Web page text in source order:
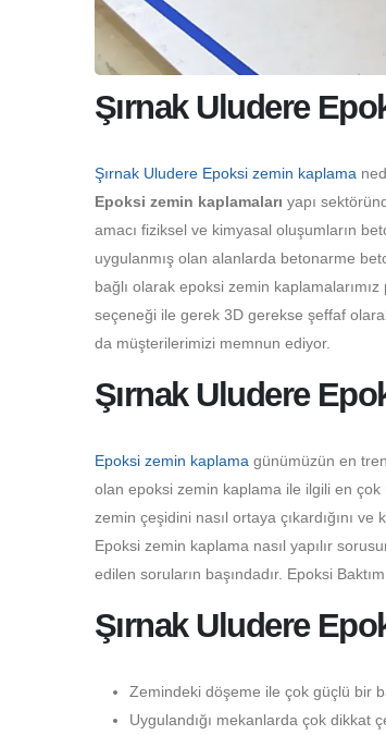
Şırnak Uludere
Şırnak Uludere Epoksi zemin kaplama
Epoksi zemin kaplamaları yapı
amacı fiziksel ve kimyasal oluşumların
uygulanmış olan alanlarda betonarme
bağlı olarak epoksi zemin
seçeneği ile gerek 3D gerekse şeffaf
da müşterilerimizi memnun ediyor.
Şırnak Uludere
Epoksi zemin kaplama günümüzün en
olan epoksi zemin kaplama ile ilgili en çok
zemin çeşidini nasıl ortaya çıkardığını
Epoksi zemin kaplama nasıl yapılır
edilen soruların başındadır. Epoksi
Şırnak Uludere
Zemindeki döşeme ile çok güçlü bir
Uygulandığı mekanlarda çok dikkat